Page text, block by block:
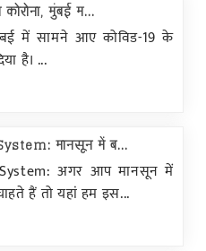
मुंबई म...
में सामने आए कोविड-19 के
है। ...
मानसून में ब...
अगर आप मानसून में
हैं तो यहां हम इस...